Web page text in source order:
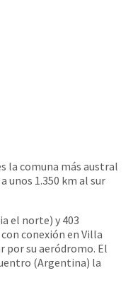
la comuna más austral
unos 1.350 km al sur
el norte) y 403
conexión en Villa
por su aeródromo. El
(Argentina) la